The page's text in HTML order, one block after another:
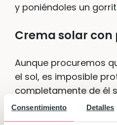
Consentimiento Detalles
y poniéndoles un
Crema solar
Aunque procuremos
el sol, es imposible
completamente de él
salgamos de casa.
bañarnos con ellos en